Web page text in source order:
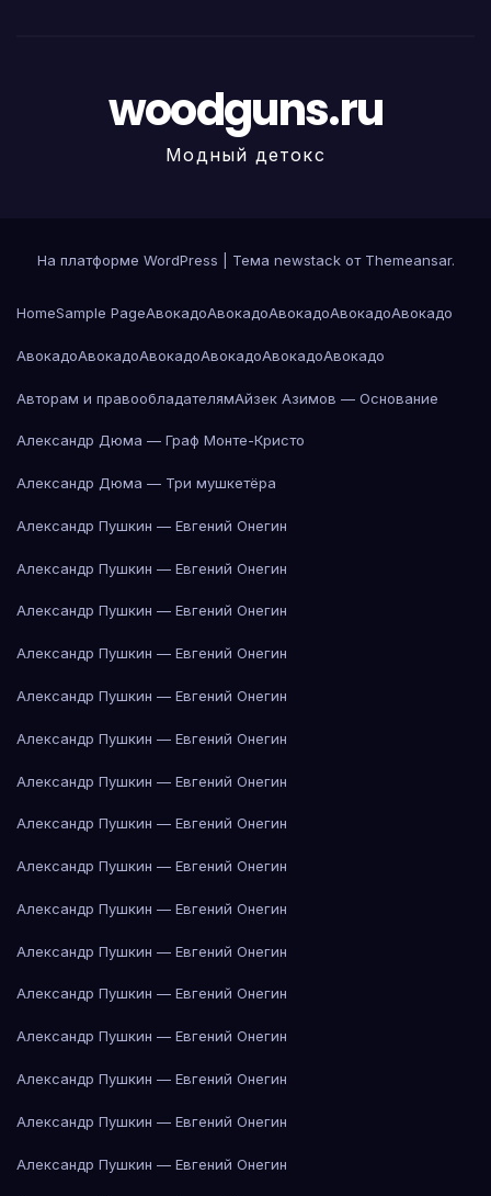
woodguns.ru
Модный детокс
На платформе WordPress Тема newstack от Themeansar.
HomeSample PageАвокадоАвокадоАвокадоАвокадоАвокадо
АвокадоАвокадоАвокадоАвокадоАвокадоАвокадо
Авторам и правообладателямАйзек Азимов — Основание
Александр Дюма — Граф Монте-Кристо
Александр Дюма — Три мушкетёра
Александр Пушкин — Евгений Онегин
Александр Пушкин — Евгений Онегин
Александр Пушкин — Евгений Онегин
Александр Пушкин — Евгений Онегин
Александр Пушкин — Евгений Онегин
Александр Пушкин — Евгений Онегин
Александр Пушкин — Евгений Онегин
Александр Пушкин — Евгений Онегин
Александр Пушкин — Евгений Онегин
Александр Пушкин — Евгений Онегин
Александр Пушкин — Евгений Онегин
Александр Пушкин — Евгений Онегин
Александр Пушкин — Евгений Онегин
Александр Пушкин — Евгений Онегин
Александр Пушкин — Евгений Онегин
Александр Пушкин — Евгений Онегин